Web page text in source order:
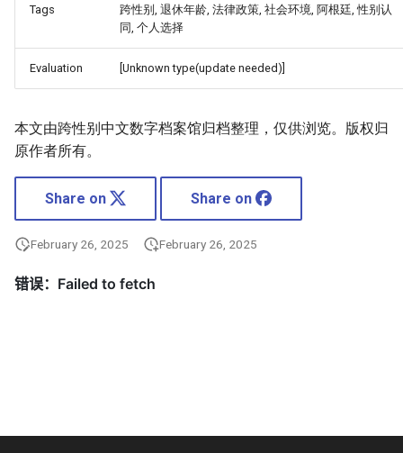
Tags
跨性别, 退休年龄, 法律政策, 社会环境, 阿根廷, 性别认
同, 个人选择
Evaluation [Unknown type(update needed)]
本文由跨性别中文数字档案馆归档整理，仅供浏览。版权归
原作者所有。
Share on Share on
February 26, 2025 February 26, 2025